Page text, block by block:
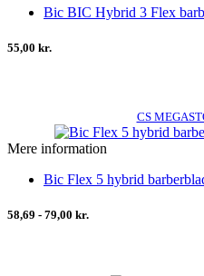
Bic BIC Hybrid 3 Flex
55,00 kr.
CS
Mere information
Bic Flex 5 hybrid
58,69 - 79,00 kr.